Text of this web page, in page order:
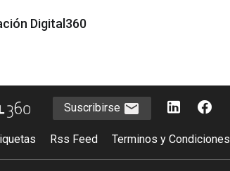
Digital360
Suscribirse
Rss Feed Terminos y Condiciones